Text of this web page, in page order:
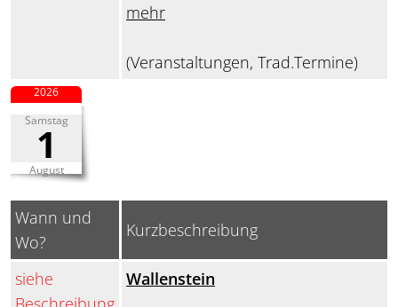
mehr
(Veranstaltungen, Trad.Termine)
Samstag
1
August
2026
Wann und
Wo?
Kurzbeschreibung
siehe
Wallenstein